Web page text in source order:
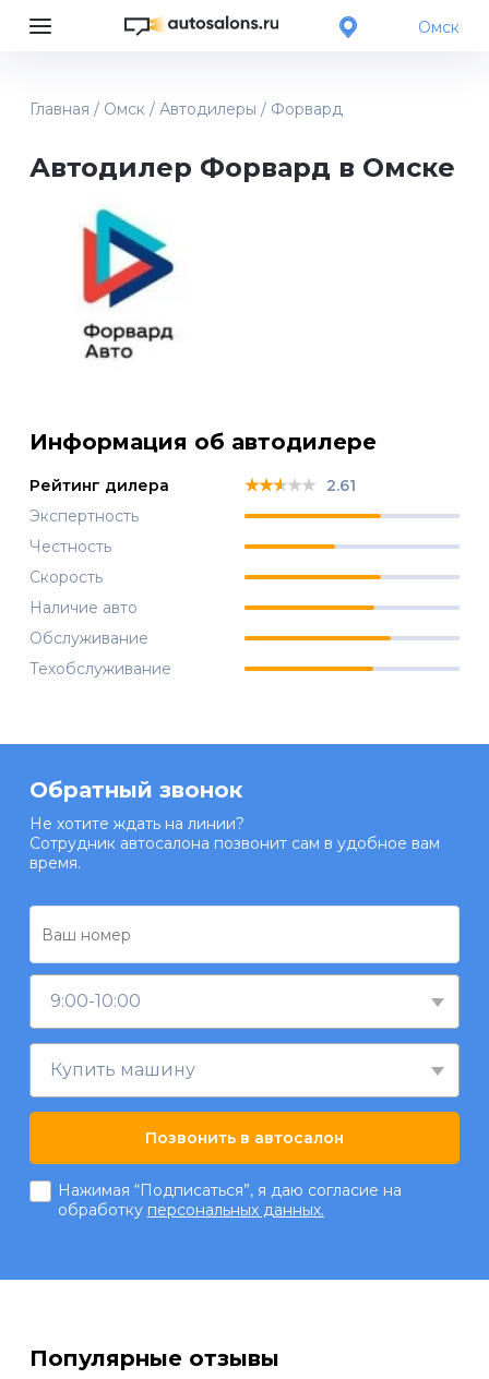
Главная / Омск / Автодилеры / Форвард
Омск
Автодилер Форвард в Омске
Информация об автодилере
Рейтинг дилера ★★★★★
★★★★★
★★★★★
2.61
Экспертность
Честность
Скорость
Наличие авто
Обслуживание
Техобслуживание
Обратный звонок
Не хотите ждать на линии?
Сотрудник автосалона позвонит сам в удобное вам
время.
9:00-10:00
Купить машину
Позвонить в автосалон
Нажимая “Подписаться”, я даю согласие на
обработку персональных данных.
Популярные отзывы